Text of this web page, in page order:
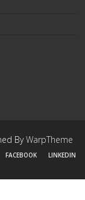
ByWarpTheme
FACEBOOK LINKEDIN